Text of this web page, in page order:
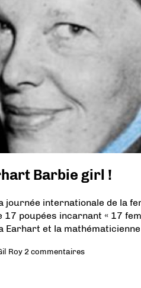
Barbie girl !
journée internationale de la
17 poupées incarnant « 17
Earhart et la
Roy 2 commentaires